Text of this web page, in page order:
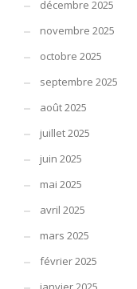
décembre 2025
novembre 2025
octobre 2025
septembre 2025
août 2025
juillet 2025
juin 2025
mai 2025
avril 2025
mars 2025
février 2025